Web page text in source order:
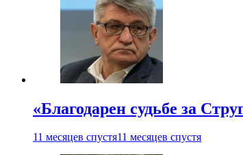
«Благодарен судьбе за
11 месяцев спустя11 месяцев спустя